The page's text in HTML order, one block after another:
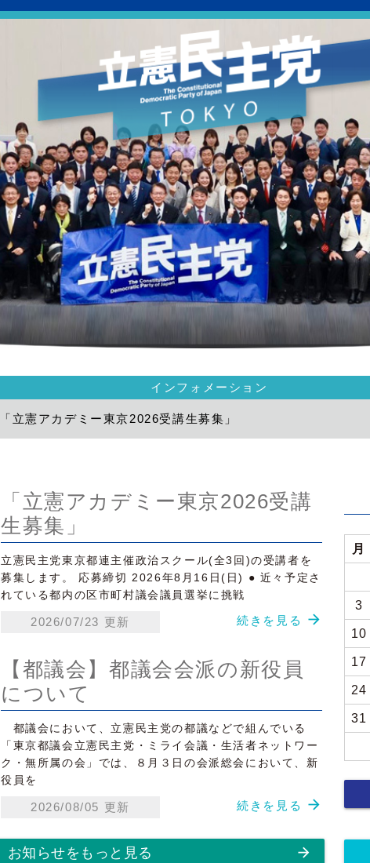
インフォメーション
「立憲アカデミー東京2026受講生募集」
「立憲アカデミー東京2026受講
生募集」
立憲民主党東京都連主催政治スクール(全3回)の受講者を
募集します。 応募締切 2026年8月16日(日) ● 近々予定さ
れている都内の区市町村議会議員選挙に挑戦
2026/07/23 更新 続きを見る arrow_forward
【都議会】都議会会派の新役員
について
都議会において、立憲民主党の都議などで組んでいる
「東京都議会立憲民主党・ミライ会議・生活者ネットワー
ク・無所属の会」では、８月３日の会派総会において、新
役員を
2026/08/05 更新 続きを見る arrow_forward
arrow_forward
お知らせをもっと見る
月
3
10
17
24
31